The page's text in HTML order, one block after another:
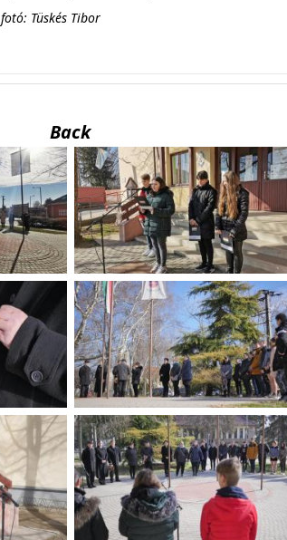
fotó: Tüskés Tibor
Back